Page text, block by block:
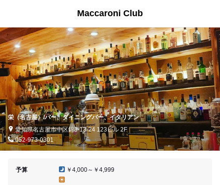
Maccaroni Club
栄（名古屋）/バー、ダイニングバー、イタリアン
愛知県名古屋市中区錦3-13-24 123ビル 2F
052-973-0301
予算 ￥4,000～￥4,999